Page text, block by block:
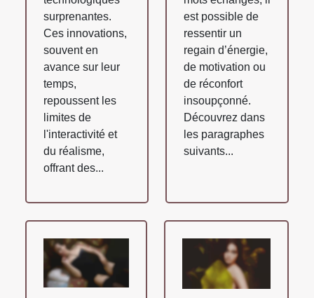
surprenantes.
Ces innovations,
souvent en
avance sur leur
temps,
repoussent les
limites de
l'interactivité et
du réalisme,
offrant des...
est possible de
ressentir un
regain d’énergie,
de motivation ou
de réconfort
insoupçonné.
Découvrez dans
les paragraphes
suivants...